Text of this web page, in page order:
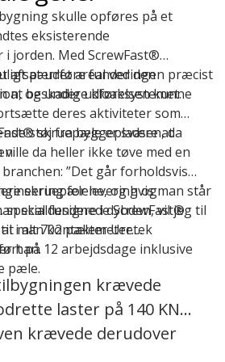
skulle opføres på et
eksisterende
jorden. Med ScrewFast®
at udføre funderingen præcist
at beskadige kloaksystemet.
afspærret areal ved den
og under udførelsen kunne
deres aktiviteter som
støj fra byggepladsen, da
skruepæle er svære at
ville da heller ikke tøve med en
”Det går forholdsvis
skruepælene, og hvis man står
skal fundere i dybden, vil jeg til
man kontakter Uretek
han.
for levering og
ScrewFast®
i alt 702 pælemeter.
på 12 arbejdsdage inklusive
pæle.
krævede
laster på 140 KN
krævede derudover